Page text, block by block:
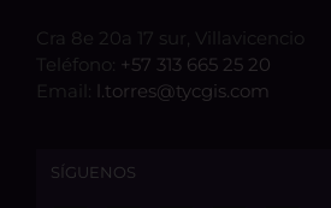
Cra 8e 20a 17 sur, Villavicencio
Teléfono: +57 313 665 25 20
Email: l.torres@tycgis.com
SÍGUENOS